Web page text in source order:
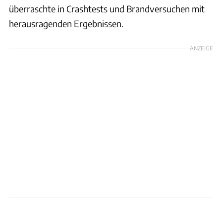
überraschte in Crashtests und Brandversuchen mit
herausragenden Ergebnissen.
ANZEIGE